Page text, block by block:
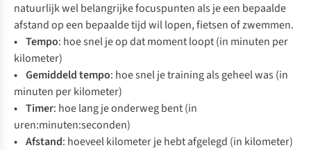
natuurlijk wel belangrijke focuspunten als je een bepaalde
afstand op een bepaalde tijd wil lopen, fietsen of zwemmen.
• Tempo: hoe snel je op dat moment loopt (in minuten per
kilometer)
• Gemiddeld tempo: hoe snel je training als geheel was (in
minuten per kilometer)
• Timer: hoe lang je onderweg bent (in
uren:minuten:seconden)
• Afstand: hoeveel kilometer je hebt afgelegd (in kilometer)